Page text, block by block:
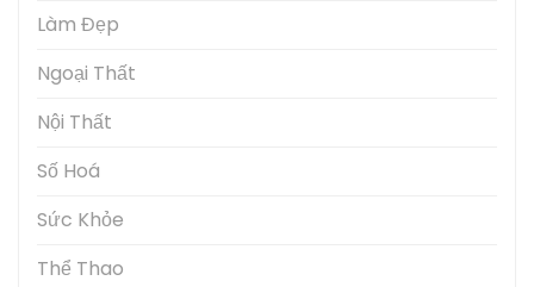
Làm Đẹp
Ngoại Thất
Nội Thất
Số Hoá
Sức Khỏe
Thể Thao